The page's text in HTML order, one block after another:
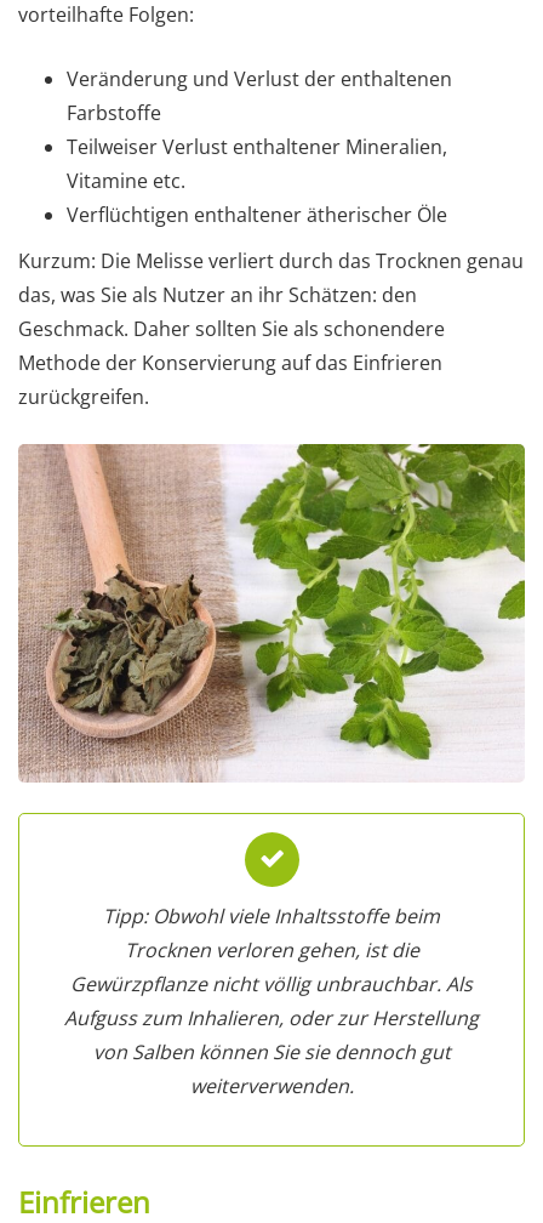
vorteilhafte Folgen:
Veränderung und Verlust der enthaltenen
Farbstoffe
Teilweiser Verlust enthaltener Mineralien,
Vitamine etc.
Verflüchtigen enthaltener ätherischer Öle
Kurzum: Die Melisse verliert durch das Trocknen genau
das, was Sie als Nutzer an ihr Schätzen: den
Geschmack. Daher sollten Sie als schonendere
Methode der Konservierung auf das Einfrieren
zurückgreifen.
Tipp: Obwohl viele Inhaltsstoffe beim
Trocknen verloren gehen, ist die
Gewürzpflanze nicht völlig unbrauchbar. Als
Aufguss zum Inhalieren, oder zur Herstellung
von Salben können Sie sie dennoch gut
weiterverwenden.
Einfrieren